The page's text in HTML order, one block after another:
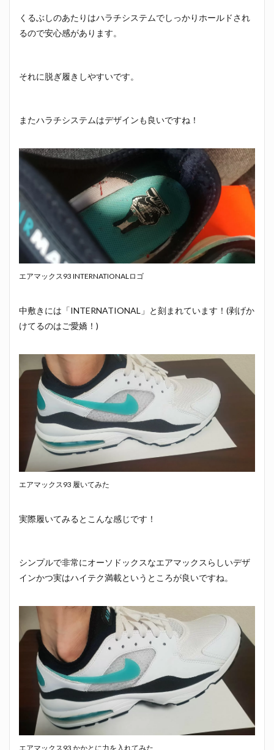
くるぶしのあたりはハラチシステムでしっかりホールドされ
るので安心感があります。
それに脱ぎ履きしやすいです。
またハラチシステムはデザインも良いですね！
エアマックス93 INTERNATIONALロゴ
中敷きには「INTERNATIONAL」と刻まれています！(剥げか
けてるのはご愛嬌！)
エアマックス93 履いてみた
実際履いてみるとこんな感じです！
シンプルで非常にオーソドックスなエアマックスらしいデザ
インかつ実はハイテク満載というところが良いですね。
エアマックス93 かかとに力を入れてみた